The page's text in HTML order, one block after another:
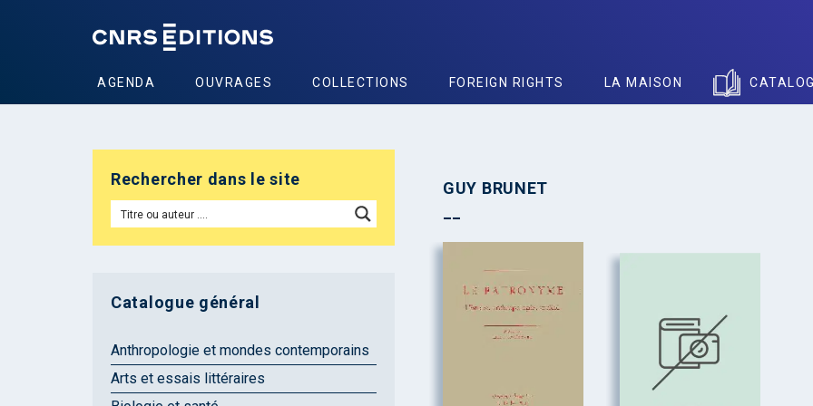
AGENDA OUVRAGES COLLECTIONS FOREIGN RIGHTS LA MAISON
GUY BRUNET
Rechercher dans le site
Catalogue général
Anthropologie et mondes contemporains
Arts et essais littéraires